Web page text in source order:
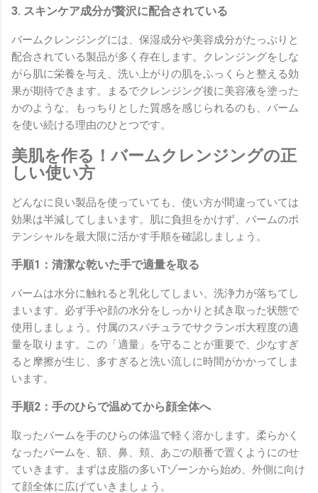
3. スキンケア成分が贅沢に配合されている
バームクレンジングには、保湿成分や美容成分がたっぷりと
配合されている製品が多く存在します。クレンジングをしな
がら肌に栄養を与え、洗い上がりの肌をふっくらと整える効
果が期待できます。まるでクレンジング後に美容液を塗った
かのような、もっちりとした質感を感じられるのも、バーム
を使い続ける理由のひとつです。
美肌を作る！バームクレンジングの正
しい使い方
どんなに良い製品を使っていても、使い方が間違っていては
効果は半減してしまいます。肌に負担をかけず、バームのポ
テンシャルを最大限に活かす手順を確認しましょう。
手順1：清潔な乾いた手で適量を取る
バームは水分に触れると乳化してしまい、洗浄力が落ちてし
まいます。必ず手や顔の水分をしっかりと拭き取った状態で
使用しましょう。付属のスパチュラでサクランボ大程度の適
量を取ります。この「適量」を守ることが重要で、少なすぎ
ると摩擦が生じ、多すぎると洗い流しに時間がかかってしま
います。
手順2：手のひらで温めてから顔全体へ
取ったバームを手のひらの体温で軽く溶かします。柔らかく
なったバームを、額、鼻、頬、あごの順番で置くようにのせ
ていきます。まずは皮脂の多いTゾーンから始め、外側に向け
て顔全体に広げていきましょう。